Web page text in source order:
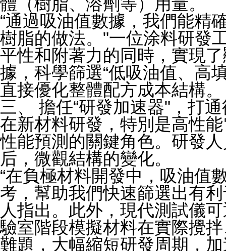
“通過吸油值數據，我們能精
樹脂的做法。"一位涂料研發
平性和附著力的同時，實現
據，科學篩選“低吸油值、高
直接優化整體配方成本結構。
三、 擔任“研發加速器"，打
在新材料研發，特別是高性
性能預測的關鍵角色。研發
后，微觀結構的變化。
“在負極材料開發中，吸油值
考，幫助我們快速篩選出有
人指出。此外，現代測試儀
驗室階段模擬材料在實際攪
難題，大幅縮短研發周期，